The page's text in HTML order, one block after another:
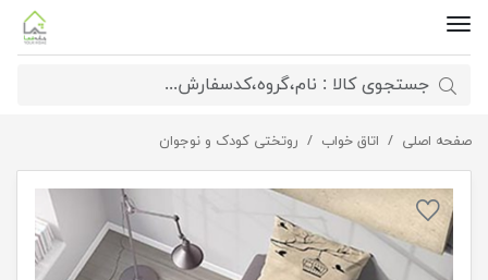
صفحه اصلی اتاق خواب روتختی کودک و نوجوان روتختی یکنفره مرغ آمین